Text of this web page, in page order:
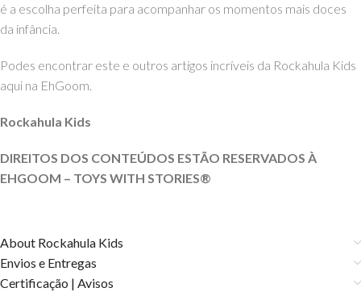
é a escolha perfeita para acompanhar os momentos mais doces
da infância.
Podes encontrar este e outros artigos incríveis da Rockahula Kids
aqui na EhGoom.
Rockahula Kids
DIREITOS DOS CONTEÚDOS ESTÃO RESERVADOS À
EHGOOM – TOYS WITH STORIES®️
About Rockahula Kids
Envios e Entregas
Certificação | Avisos